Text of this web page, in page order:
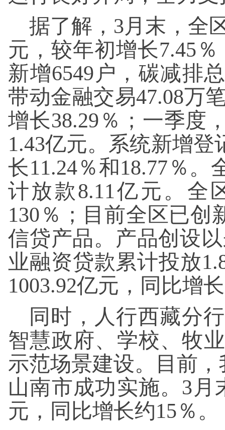
据了解，3月末，全
元，较年初增长7.45
新增6549户，碳减排
带动金融交易47.08万
增长38.29％；一季度
1.43亿元。系统新增登
长11.24％和18.77％
计放款8.11亿元。全
130％；目前全区已创
信贷产品。产品创设
业融资贷款累计投放
1003.92亿元，同比增
同时，人行西藏分
智慧政府、学校、牧
示范场景建设。目前
山南市成功实施。3月
元，同比增长约15％。